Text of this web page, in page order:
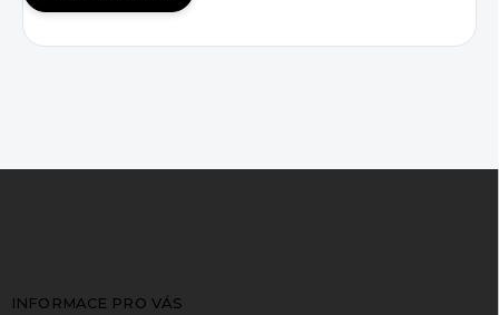
INFORMACE PRO VÁS